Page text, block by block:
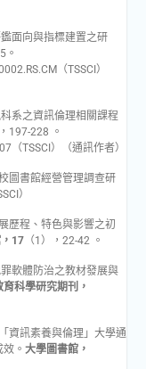
面向與指標建置之研
。
（TSSCI）
系之資訊倫理相關課程
197-228 。
TSSCI）（通訊作者）
圖書館經營管理調查研
）
歷程、特色與影響之初
17（1），22-42 。
軟體防治之教材發展與
育科學研究期刊，
資訊素養與倫理」大學通
。 大學圖書館，